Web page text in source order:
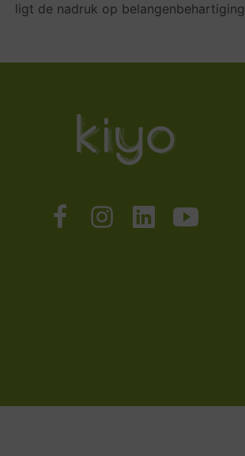
ligt de nadruk op